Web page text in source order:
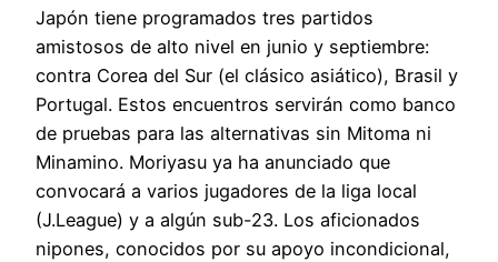
Japón tiene programados tres partidos
amistosos de alto nivel en junio y septiembre:
contra Corea del Sur (el clásico asiático), Brasil y
Portugal. Estos encuentros servirán como banco
de pruebas para las alternativas sin Mitoma ni
Minamino. Moriyasu ya ha anunciado que
convocará a varios jugadores de la liga local
(J.League) y a algún sub-23. Los aficionados
nipones, conocidos por su apoyo incondicional,